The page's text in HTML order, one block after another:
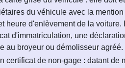
du véhicule avec la
heure d'enlèvement de la voiture.
d'immatriculation, une
au broyeur ou démolisseur agréé.
certificat de non-gage : datant de